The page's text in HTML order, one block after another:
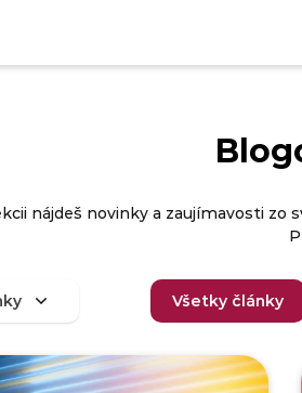
nájdeš novinky a zaujímavosti zo
Všetky články